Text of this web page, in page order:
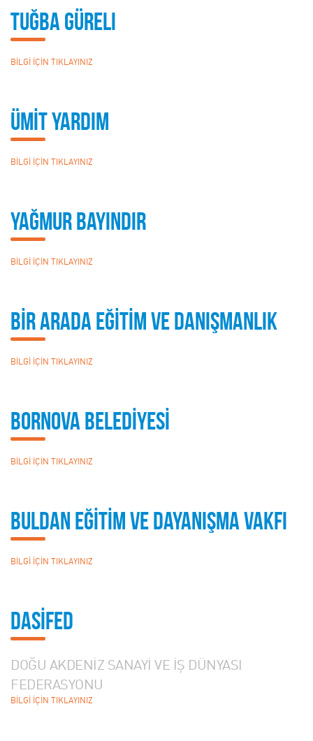
Tuğba Güreli
BİLGİ İÇİN TIKLAYINIZ
ÜMİT YARDIM
BİLGİ İÇİN TIKLAYINIZ
Yağmur Bayındır
BİLGİ İÇİN TIKLAYINIZ
BİR ARADA EĞİTİM VE DANIŞMANLIK
BİLGİ İÇİN TIKLAYINIZ
BORNOVA BELEDİYESİ
BİLGİ İÇİN TIKLAYINIZ
BULDAN EĞİTİM VE DAYANIŞMA VAKFI
BİLGİ İÇİN TIKLAYINIZ
DASİFED
DOĞU AKDENİZ SANAYİ VE İŞ DÜNYASI
FEDERASYONU
BİLGİ İÇİN TIKLAYINIZ